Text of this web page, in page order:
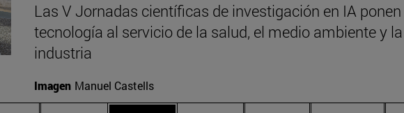
Las V Jornadas científicas de investigación en IA
tecnología al servicio de la salud, el medio ambiente y la
industria
Imagen Manuel Castells